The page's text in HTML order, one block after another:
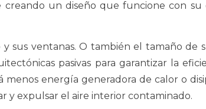
creando un diseño que funcione con
sus ventanas. O también el tamaño de
pasivas para garantizar la
menos energía generadora de calor o
y expulsar el aire interior contaminado.